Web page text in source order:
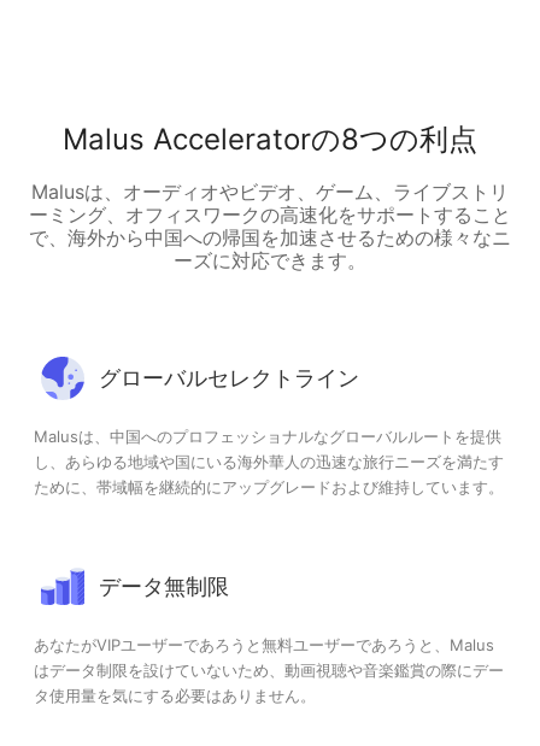
Malus Acceleratorの8つの利点
Malusは、オーディオやビデオ、ゲーム、ライブストリ
ーミング、オフィスワークの高速化をサポートすること
で、海外から中国への帰国を加速させるための様々なニ
ーズに対応できます。
グローバルセレクトライン
Malusは、中国へのプロフェッショナルなグローバルルートを提供
し、あらゆる地域や国にいる海外華人の迅速な旅行ニーズを満たす
ために、帯域幅を継続的にアップグレードおよび維持しています。
データ無制限
あなたがVIPユーザーであろうと無料ユーザーであろうと、Malus
はデータ制限を設けていないため、動画視聴や音楽鑑賞の際にデー
タ使用量を気にする必要はありません。